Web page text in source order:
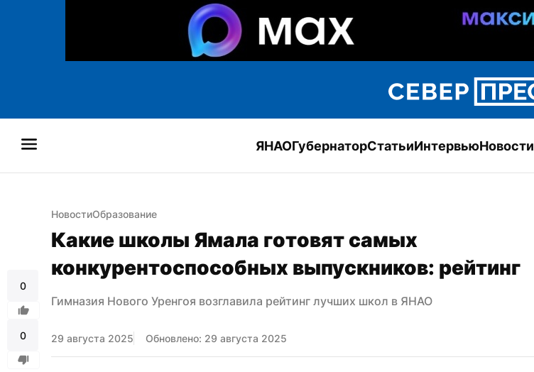
ЯНАОГубернаторСтатьиИнтервьюНовости
0
0
НовостиОбразование
Какие школы Ямала готовят самых
конкурентоспособных выпускников: рейтинг
Гимназия Нового Уренгоя возглавила рейтинг лучших школ в ЯНАО
29 августа 2025 Обновлено: 29 августа 2025